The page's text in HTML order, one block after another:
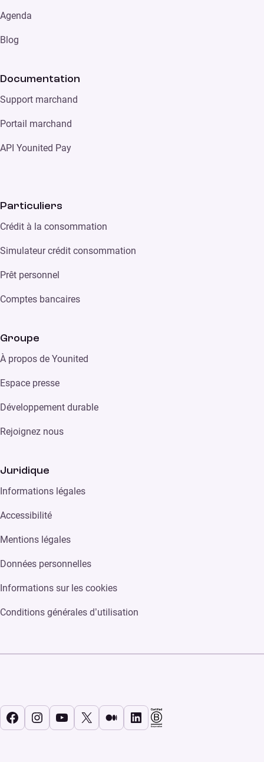
Agenda
Blog
Documentation
Support marchand
Portail marchand
API Younited Pay
Particuliers
Crédit à la consommation
Simulateur crédit consommation
Prêt personnel
Comptes bancaires
Groupe
À propos de Younited
Espace presse
Développement durable
Rejoignez nous
Juridique
Informations légales
Accessibilité
Mentions légales
Données personnelles
Informations sur les cookies
Conditions générales d’utilisation
Facebook
Instagram
YouTube
X Medium
LinkedIn